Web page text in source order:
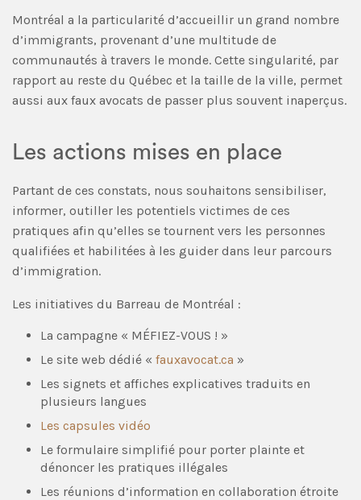
Montréal a la particularité d’accueillir un grand nombre
d’immigrants, provenant d’une multitude de
communautés à travers le monde. Cette singularité, par
rapport au reste du Québec et la taille de la ville, permet
aussi aux faux avocats de passer plus souvent inaperçus.
Les actions mises en place
Partant de ces constats, nous souhaitons sensibiliser,
informer, outiller les potentiels victimes de ces
pratiques afin qu’elles se tournent vers les personnes
qualifiées et habilitées à les guider dans leur parcours
d’immigration.
Les initiatives du Barreau de Montréal :
La campagne « MÉFIEZ-VOUS ! »
Le site web dédié « fauxavocat.ca »
Les signets et affiches explicatives traduits en
plusieurs langues
Les capsules vidéo
Le formulaire simplifié pour porter plainte et
dénoncer les pratiques illégales
Les réunions d’information en collaboration étroite